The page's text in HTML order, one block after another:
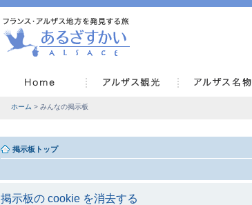
ホーム > みんなの掲示板
掲示板トップ
掲示板の cookie を消去する